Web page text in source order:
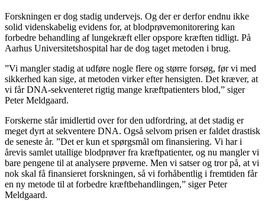
Forskningen er dog stadig undervejs. Og der er derfor endnu ikke
solid videnskabelig evidens for, at blodprøvemonitorering kan
forbedre behandling af lungekræft eller opspore kræften tidligt. På
Aarhus Universitetshospital har de dog taget metoden i brug.
”Vi mangler stadig at udføre nogle flere og større forsøg, før vi med
sikkerhed kan sige, at metoden virker efter hensigten. Det kræver, at
vi får DNA-sekventeret rigtig mange kræftpatienters blod,” siger
Peter Meldgaard.
Forskerne står imidlertid over for den udfordring, at det stadig er
meget dyrt at sekventere DNA. Også selvom prisen er faldet drastisk
de seneste år. ”Det er kun et spørgsmål om finansiering. Vi har i
årevis samlet utallige blodprøver fra kræftpatienter, og nu mangler vi
bare pengene til at analysere prøverne. Men vi satser og tror på, at vi
nok skal få finansieret forskningen, så vi forhåbentlig i fremtiden får
en ny metode til at forbedre kræftbehandlingen,” siger Peter
Meldgaard.